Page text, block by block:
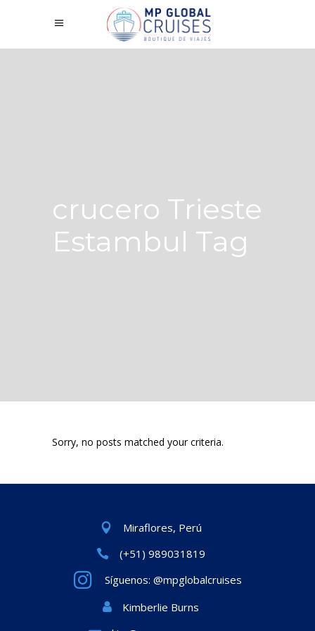
crucero Trieste
Estambul Tag
Sorry, no posts matched your criteria.
Miraflores, Perú
(+51) 989031819
Síguenos: @mpglobalcruises
Kimberlie Burns